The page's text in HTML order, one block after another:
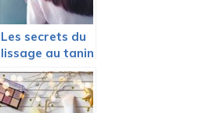
Les secrets du
lissage au tanin
maison